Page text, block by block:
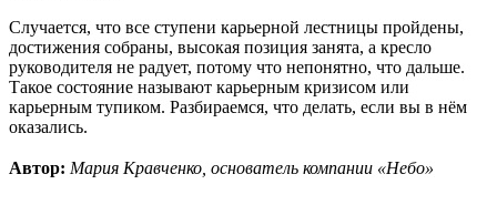
Случается, что все ступени карьерной лестницы пройдены,
достижения собраны, высокая позиция занята, а кресло
руководителя не радует, потому что непонятно, что дальше.
Такое состояние называют карьерным кризисом или
карьерным тупиком. Разбираемся, что делать, если вы в нём
оказались.
Автор: Мария Кравченко, основатель компании «Небо»